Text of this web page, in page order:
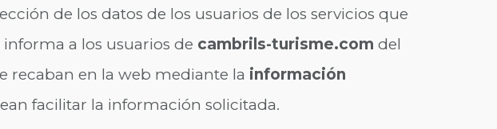
de los datos de los usuarios de los servicios que
a los usuarios de cambrils-turisme.com del
recaban en la web mediante la información
facilitar la información solicitada.